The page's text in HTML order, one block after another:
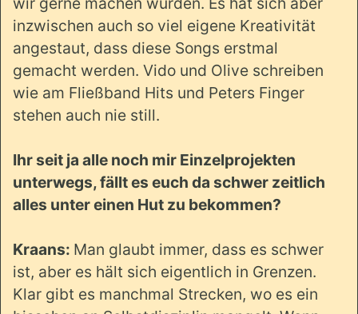
inzwischen auch so viel eigene Kreativität
angestaut, dass diese Songs erstmal
gemacht werden. Vido und Olive schreiben
wie am Fließband Hits und Peters Finger
stehen auch nie still.
Ihr seit ja alle noch mir Einzelprojekten
unterwegs, fällt es euch da schwer zeitlich
alles unter einen Hut zu bekommen?
Kraans: Man glaubt immer, dass es schwer
ist, aber es hält sich eigentlich in Grenzen.
Klar gibt es manchmal Strecken, wo es ein